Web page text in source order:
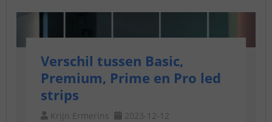
Verschil tussen Basic,
Premium, Prime en Pro led
strips
Krijn Ermerins
2023-12-12